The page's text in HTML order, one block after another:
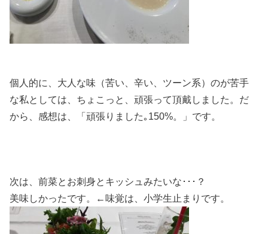
個人的に、大人な味（苦い、辛い、ツーン系）のが苦手
な私としては、ちょこっと、頑張って頂戴しました。だ
から、感想は、「頑張りました｡150%。」です。
次は、前菜とお刺身とキッシュみたいな･･･？
美味しかったです。←味覚は、小学生止まりです。